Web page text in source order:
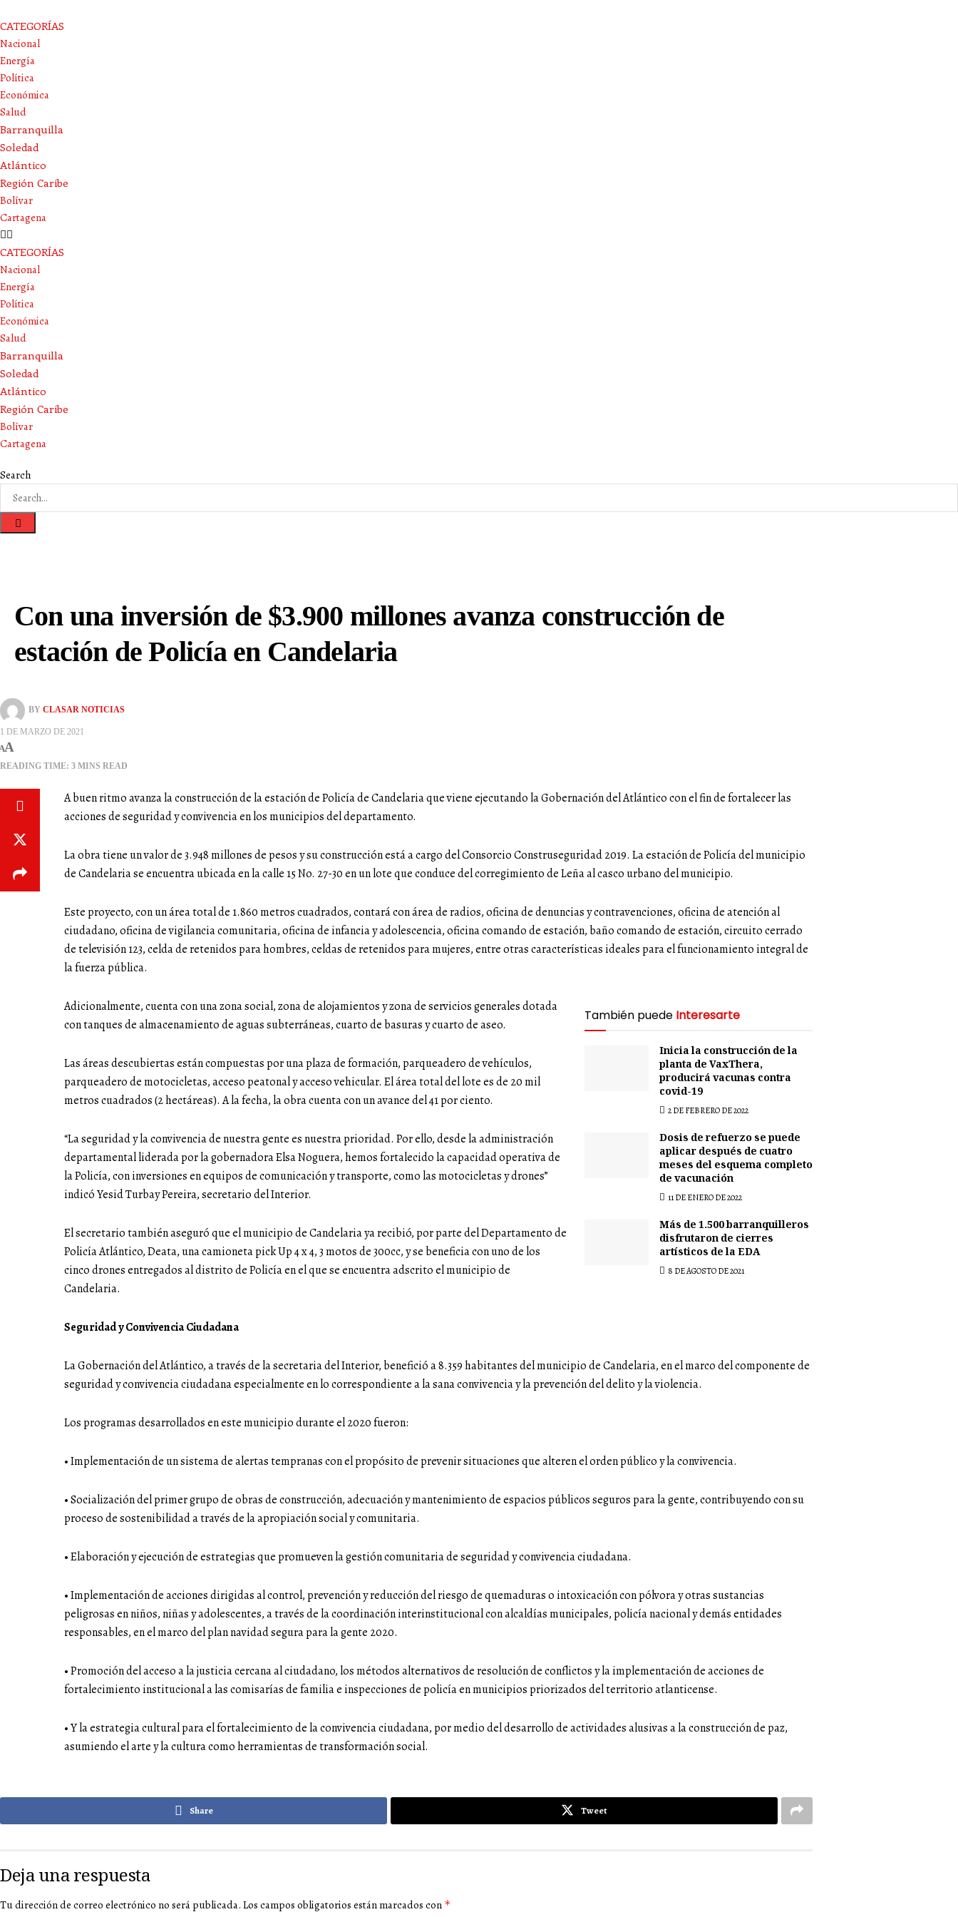
CATEGORÍAS
Nacional
Energía
Política
Económica
Salud
Barranquilla
Soledad
Atlántico
Región Caribe
Bolívar
Cartagena
CATEGORÍAS
Nacional
Energía
Política
Económica
Salud
Barranquilla
Soledad
Atlántico
Región Caribe
Bolívar
Cartagena
Search
Con una inversión de $3.900 millones avanza construcción de
estación de Policía en Candelaria
BY CLASAR NOTICIAS
1 DE MARZO DE 2021
A
READING TIME: 3 MINS READ
A buen ritmo avanza la construcción de la estación de Policía de Candelaria que viene ejecutando la Gobernación del Atlántico con el fin de fortalecer las
acciones de seguridad y convivencia en los municipios del departamento.
La obra tiene un valor de 3.948 millones de pesos y su construcción está a cargo del Consorcio Construseguridad 2019. La estación de Policía del municipio
de Candelaria se encuentra ubicada en la calle 15 No. 27-30 en un lote que conduce del corregimiento de Leña al casco urbano del municipio.
Este proyecto, con un área total de 1.860 metros cuadrados, contará con área de radios, oficina de denuncias y contravenciones, oficina de atención al
ciudadano, oficina de vigilancia comunitaria, oficina de infancia y adolescencia, oficina comando de estación, baño comando de estación, circuito cerrado
de televisión 123, celda de retenidos para hombres, celdas de retenidos para mujeres, entre otras características ideales para el funcionamiento integral de
la fuerza pública.
También puede Interesarte
Inicia la construcción de la
planta de VaxThera,
producirá vacunas contra
covid-19
2 DE FEBRERO DE 2022
Dosis de refuerzo se puede
aplicar después de cuatro
meses del esquema completo
de vacunación
11 DE ENERO DE 2022
Más de 1.500 barranquilleros
disfrutaron de cierres
artísticos de la EDA
8 DE AGOSTO DE 2021
Adicionalmente, cuenta con una zona social, zona de alojamientos y zona de servicios generales dotada
con tanques de almacenamiento de aguas subterráneas, cuarto de basuras y cuarto de aseo.
Las áreas descubiertas están compuestas por una plaza de formación, parqueadero de vehículos,
parqueadero de motocicletas, acceso peatonal y acceso vehicular. El área total del lote es de 20 mil
metros cuadrados (2 hectáreas). A la fecha, la obra cuenta con un avance del 41 por ciento.
“La seguridad y la convivencia de nuestra gente es nuestra prioridad. Por ello, desde la administración
departamental liderada por la gobernadora Elsa Noguera, hemos fortalecido la capacidad operativa de
la Policía, con inversiones en equipos de comunicación y transporte, como las motocicletas y drones”
indicó Yesid Turbay Pereira, secretario del Interior.
El secretario también aseguró que el municipio de Candelaria ya recibió, por parte del Departamento de
Policía Atlántico, Deata, una camioneta pick Up 4 x 4, 3 motos de 300cc, y se beneficia con uno de los
cinco drones entregados al distrito de Policía en el que se encuentra adscrito el municipio de
Candelaria.
Seguridad y Convivencia Ciudadana
La Gobernación del Atlántico, a través de la secretaria del Interior, benefició a 8.359 habitantes del municipio de Candelaria, en el marco del componente de
seguridad y convivencia ciudadana especialmente en lo correspondiente a la sana convivencia y la prevención del delito y la violencia.
Los programas desarrollados en este municipio durante el 2020 fueron:
• Implementación de un sistema de alertas tempranas con el propósito de prevenir situaciones que alteren el orden público y la convivencia.
• Socialización del primer grupo de obras de construcción, adecuación y mantenimiento de espacios públicos seguros para la gente, contribuyendo con su
proceso de sostenibilidad a través de la apropiación social y comunitaria.
• Elaboración y ejecución de estrategias que promueven la gestión comunitaria de seguridad y convivencia ciudadana.
• Implementación de acciones dirigidas al control, prevención y reducción del riesgo de quemaduras o intoxicación con pólvora y otras sustancias
peligrosas en niños, niñas y adolescentes, a través de la coordinación interinstitucional con alcaldías municipales, policía nacional y demás entidades
responsables, en el marco del plan navidad segura para la gente 2020.
• Promoción del acceso a la justicia cercana al ciudadano, los métodos alternativos de resolución de conflictos y la implementación de acciones de
fortalecimiento institucional a las comisarías de familia e inspecciones de policía en municipios priorizados del territorio atlanticense.
• Y la estrategia cultural para el fortalecimiento de la convivencia ciudadana, por medio del desarrollo de actividades alusivas a la construcción de paz,
asumiendo el arte y la cultura como herramientas de transformación social.
Share Tweet
Deja una respuesta
Tu dirección de correo electrónico no será publicada. Los campos obligatorios están marcados con *